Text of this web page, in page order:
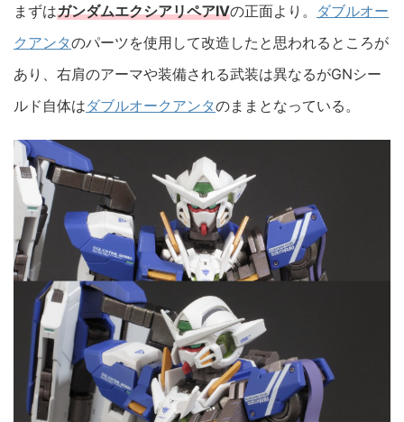
まずはガンダムエクシアリペアIVの正面より。 ダブルオー
クアンタのパーツを使用して改造したと思われるところが
あり、右肩のアーマや装備される武装は異なるがGNシー
ルド自体はダブルオークアンタのままとなっている。